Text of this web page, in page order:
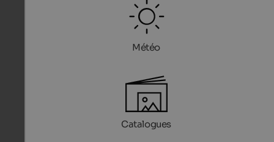
Météo
Catalogues